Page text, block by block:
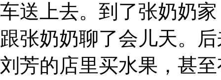
车送上去。到了张奶奶
跟张奶奶聊了会儿天。
刘芳的店里买水果，甚